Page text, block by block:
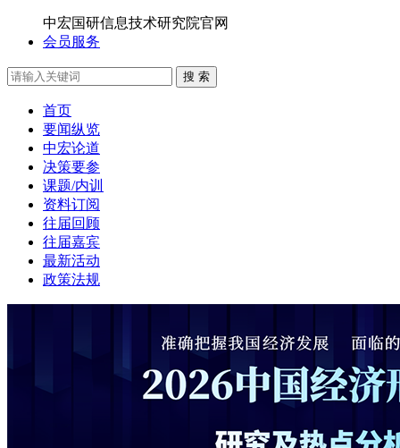
中宏国研信息技术研究院官网
会员服务
搜 索
首页
要闻纵览
中宏论道
决策要参
课题/内训
资料订阅
往届回顾
往届嘉宾
最新活动
政策法规